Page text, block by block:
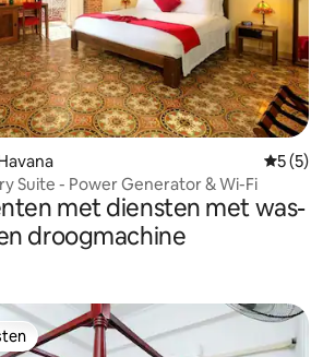
5 (5)
Suite - Power Generator & Wi-Fi
met diensten met was-
droogmachine